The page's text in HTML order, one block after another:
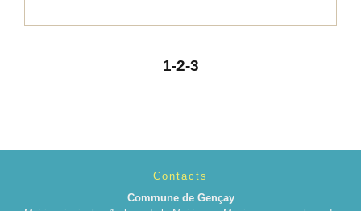
1-2-3
Contacts
Commune de Gençay